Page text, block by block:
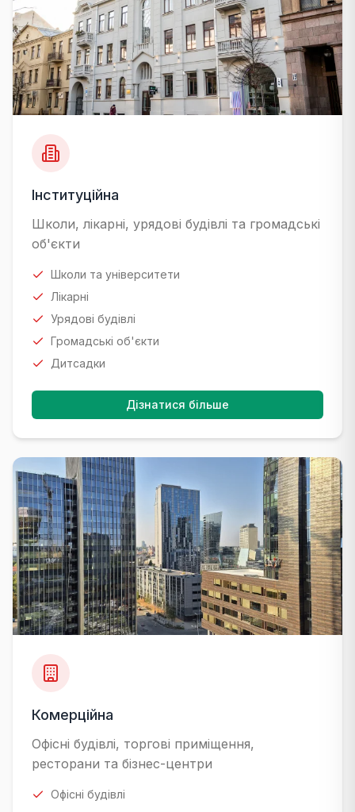
Інституційна
Школи, лікарні, урядові будівлі та громадські
об'єкти
Школи та університети
Лікарні
Урядові будівлі
Громадські об'єкти
Дитсадки
Дізнатися більше
Комерційна
Офісні будівлі, торгові приміщення,
ресторани та бізнес-центри
Офісні будівлі